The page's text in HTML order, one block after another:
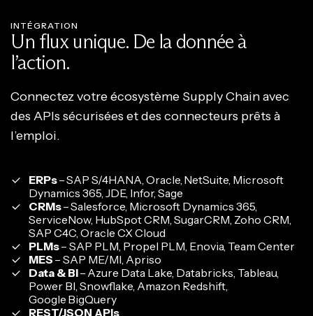
INTÉGRATION
Un flux unique. De la donnée à
l’action.
Connectez votre écosystème Supply Chain avec
des APIs sécurisées et des connecteurs prêts à
l’emploi.
ERPs– SAP S/4HANA, Oracle, NetSuite, Microsoft
Dynamics 365, JDE, Infor, Sage
CRMs– Salesforce, Microsoft Dynamics 365,
ServiceNow, HubSpot CRM, SugarCRM, Zoho CRM,
SAP C4C, Oracle CX Cloud
PLMs– SAP PLM, Propel PLM, Enovia, Team Center
MES – SAP ME/MI, Apriso
Data & BI– Azure Data Lake, Databricks, Tableau,
Power BI, Snowflake, Amazon Redshift,
Google BigQuery
REST/JSON APIs